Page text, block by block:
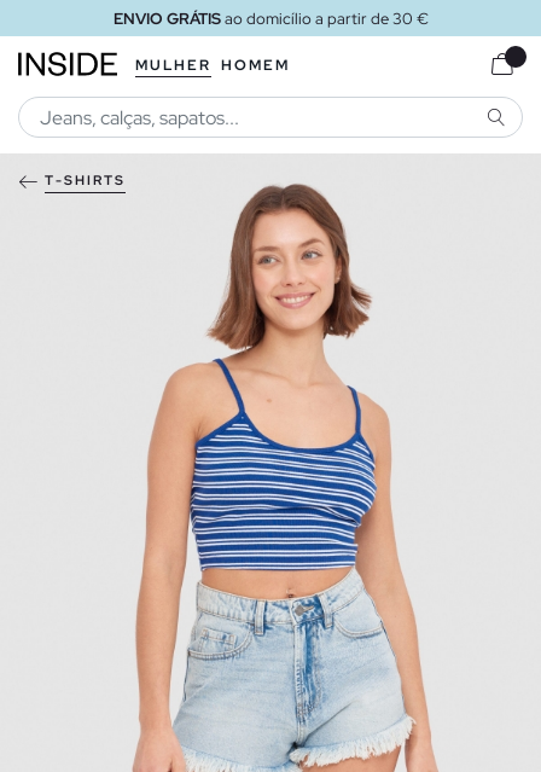
ENVIO GRÁTISao domicílio a partir de 30 €
MULHER HOMEM
T-SHIRTS